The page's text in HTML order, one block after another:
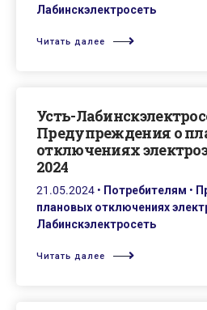
Лабинскэлектросеть
Читать далее
Усть-
Предупреждения о
отключениях
2024
21.05.2024 • Потребителям •
плановых отключениях
Лабинскэлектросеть
Читать далее